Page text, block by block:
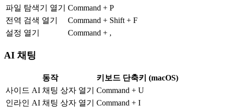
파일 탐색기 열기
Command + P
전역 검색 열기
Command + Shift + F
설정 열기
Command + ,
AI 채팅
동작
키보드 단축키 (macOS)
사이드 AI 채팅 상자 열기
Command + U
인라인 AI 채팅 상자 열기
Command + I